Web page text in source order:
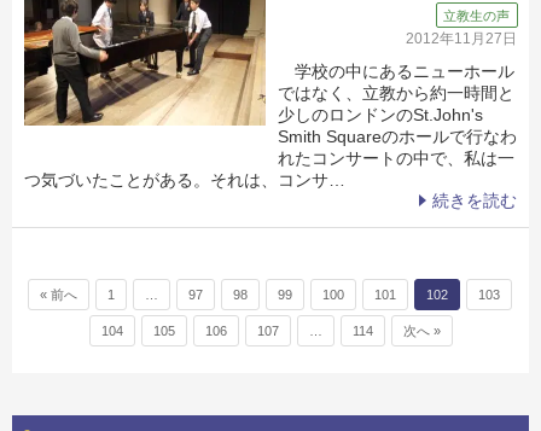
立教生の声
2012年11月27日
学校の中にあるニューホール
ではなく、立教から約一時間と
少しのロンドンのSt.John's
Smith Squareのホールで行なわ
れたコンサートの中で、私は一
つ気づいたことがある。それは、コンサ…
続きを読む
« 前へ 1 97 98 99 100 101 102 103
104 105 106 107 114 次へ »